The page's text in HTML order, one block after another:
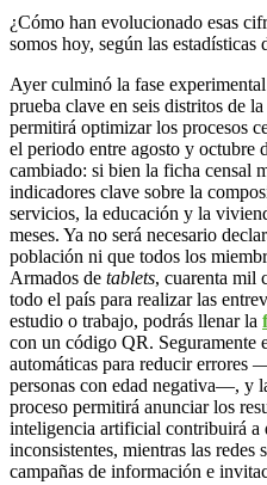
¿Cómo han evolucionado esas
somos hoy, según las
Ayer culminó la fase
prueba clave en seis distritos de
permitirá optimizar los procesos
el periodo entre agosto y octubre
cambiado: si bien la ficha censal
indicadores clave sobre la
servicios, la educación y la
meses. Ya no será necesario
población ni que todos los
Armados de tablets, cuarenta mil
todo el país para realizar las
estudio o trabajo, podrás llenar la
con un código QR.
automáticas para reducir errores
personas con edad negativa—, y
proceso permitirá anunciar los
inteligencia artificial contribuirá a
inconsistentes, mientras las
campañas de información e